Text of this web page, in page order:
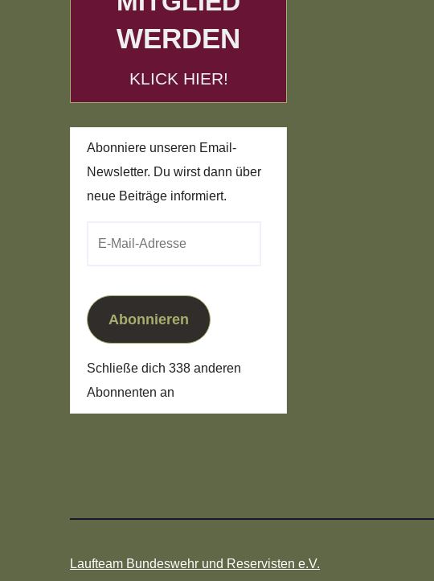
WERDEN
KLICK HIER!
Abonniere unseren Email-
Newsletter. Du wirst dann über
neue Beiträge informiert.
Abonnieren
Schließe dich 338 anderen
Abonnenten an
Laufteam Bundeswehr und Reservisten e.V.